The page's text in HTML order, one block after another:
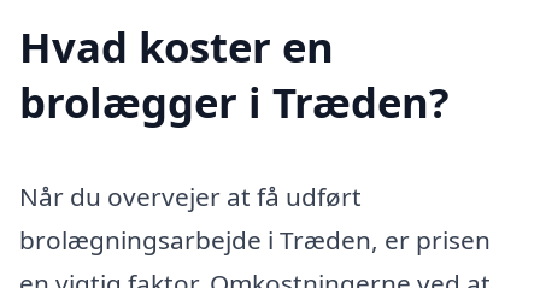
Hvad koster en
brolægger i Træden?
Når du overvejer at få udført
brolægningsarbejde i Træden, er prisen